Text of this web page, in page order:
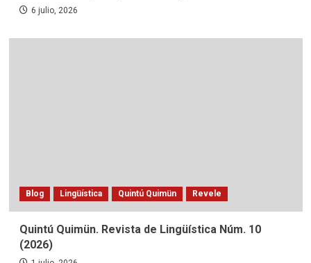
6 julio, 2026
Blog Lingüística Quintú Quimün Revele
Quintú Quimün. Revista de Lingüística Núm. 10
(2026)